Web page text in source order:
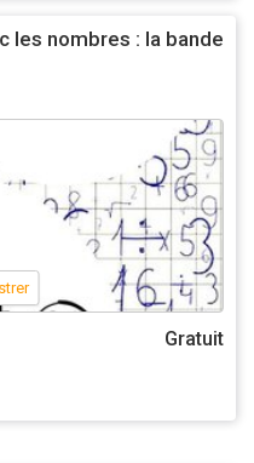
les nombres : la bande
Gratuit